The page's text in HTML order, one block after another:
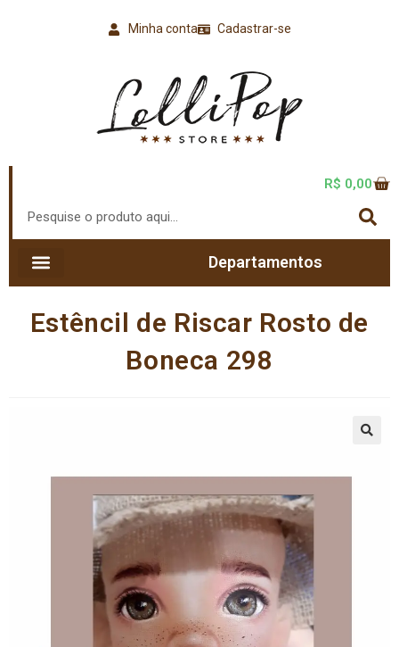
Cadastrar-se
Minha conta
R$ 0,00
Departamentos
Estêncil de Riscar Rosto de
Boneca 298